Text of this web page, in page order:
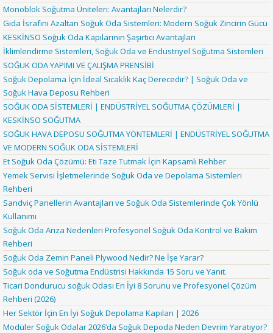
Monoblok Soğutma Üniteleri: Avantajları Nelerdir?
Gıda İsrafını Azaltan Soğuk Oda Sistemleri: Modern Soğuk Zincirin Gücü
KESKİNSO Soğuk Oda Kapılarının Şaşırtıcı Avantajları
İklimlendirme Sistemleri, Soğuk Oda ve Endüstriyel Soğutma Sistemleri
SOĞUK ODA YAPIMI VE ÇALIŞMA PRENSİBİ
Soğuk Depolama İçin İdeal Sıcaklık Kaç Derecedir? | Soğuk Oda ve
Soğuk Hava Deposu Rehberi
SOĞUK ODA SİSTEMLERİ | ENDÜSTRİYEL SOĞUTMA ÇÖZÜMLERİ |
KESKİNSO SOĞUTMA
SOĞUK HAVA DEPOSU SOĞUTMA YÖNTEMLERİ | ENDÜSTRİYEL SOĞUTMA
VE MODERN SOĞUK ODA SİSTEMLERİ
Et Soğuk Oda Çözümü: Eti Taze Tutmak İçin Kapsamlı Rehber
Yemek Servisi İşletmelerinde Soğuk Oda ve Depolama Sistemleri
Rehberi
Sandviç Panellerin Avantajları ve Soğuk Oda Sistemlerinde Çok Yönlü
Kullanımı
Soğuk Oda Arıza Nedenleri Profesyonel Soğuk Oda Kontrol ve Bakım
Rehberi
Soğuk Oda Zemin Paneli Plywood Nedir? Ne İşe Yarar?
Soğuk oda ve Soğutma Endüstrisi Hakkında 15 Soru ve Yanıt.
Ticari Dondurucu soğuk Odası En İyi 8 Sorunu ve Profesyonel Çözüm
Rehberi (2026)
Her Sektör İçin En İyi Soğuk Depolama Kapıları | 2026
Modüler Soğuk Odalar 2026’da Soğuk Depoda Neden Devrim Yaratıyor?